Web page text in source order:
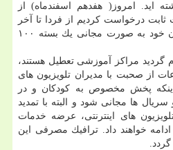
اید. امروز( هفدهم اسفندماه) از
ثابت درخواست كردیم از فردا تا آخر
سال جاری، برای همه كاربران خود به صورت مجانی یك بسته ۱۰۰
گردید مراكز آموزشی تعطیل هستند،
از صحبت با مدیران تلویزیون های
اینكه پخش مخصوص به كودكان و در
ها مجانی شود و البته با تمدید
های اینترنتی، عرضه خدمات
خواهند داد. ترافیك مصرفی این